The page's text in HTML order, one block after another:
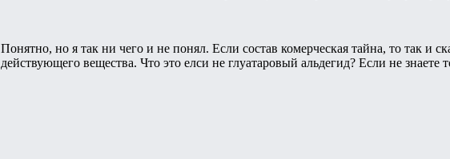
Понятно, но я так ни чего и не понял. Если состав комерческая тайна, то так и
действующего вещества. Что это елси не глуатаровый альдегид? Если не знаете